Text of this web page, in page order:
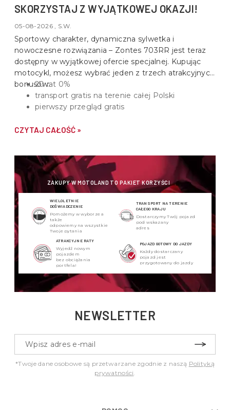
SKORZYSTAJ Z WYJĄTKOWEJ OKAZJI!
05-08-2026 , S.W.
Sportowy charakter, dynamiczna sylwetka i
nowoczesne rozwiązania – Zontes 703RR jest teraz
dostępny w wyjątkowej ofercie specjalnej. Kupując
motocykl, możesz wybrać jeden z trzech atrakcyjnych
bonusów:20 rat 0%
transport gratis na terenie całej Polski
pierwszy przegląd gratis
CZYTAJ CAŁOŚĆ »
ZAKUPY W MOTOLAND TO PAKIET KORZYŚCI
WIELOLETNIE
DOŚWIADCZENIE
Pomożemy w wyborze a
także
odpowiemy na wszystkie
Twoje pytania
TRANSPORT NA TERENIE
CAŁEGO KRAJU
Dostarczymy Twój pojazd
pod wskazany
adres
ATRAKCYJNE RATY
Wyjedź nowym
pojazdem
bez obciążania
portfela!
POJAZD GOTOWY DO JAZDY
Każdy dostarczany
pojazd jest
przygotowany do jazdy
NEWSLETTER
*Twoje dane osobowe są przetwarzane zgodnie z naszą Polityką
prywatności.